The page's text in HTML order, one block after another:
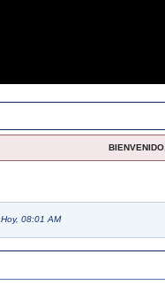
Hoy, 08:01 AM